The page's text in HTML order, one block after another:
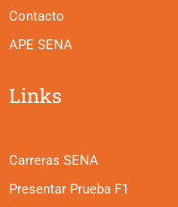
Contacto
APE SENA
Links
Carreras SENA
Presentar Prueba F1